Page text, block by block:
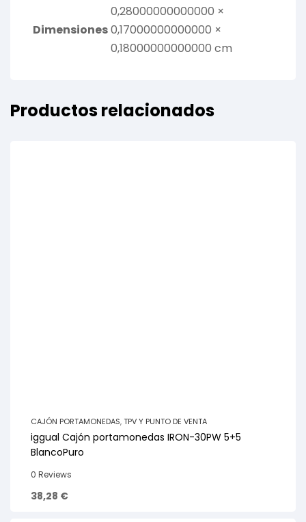
Dimensiones
0,28000000000000 ×
0,17000000000000 ×
0,18000000000000 cm
Productos relacionados
CAJÓN PORTAMONEDAS,TPV Y PUNTO DE VENTA
iggual Cajón portamonedas IRON-30PW 5+5
BlancoPuro
0 Reviews
38,28 €